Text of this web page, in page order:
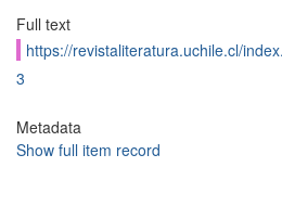
Full text
https://revistaliteratura.uchile.cl/
3
Metadata
Show full item record